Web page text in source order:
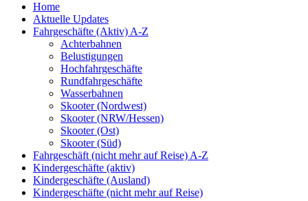
Home
Aktuelle Updates
Fahrgeschäfte (Aktiv) A-Z
Achterbahnen
Belustigungen
Hochfahrgeschäfte
Rundfahrgeschäfte
Wasserbahnen
Skooter (Nordwest)
Skooter (NRW/Hessen)
Skooter (Ost)
Skooter (Süd)
Fahrgeschäft (nicht mehr auf Reise) A-Z
Kindergeschäfte (aktiv)
Kindergeschäfte (Ausland)
Kindergeschäfte (nicht mehr auf Reise)